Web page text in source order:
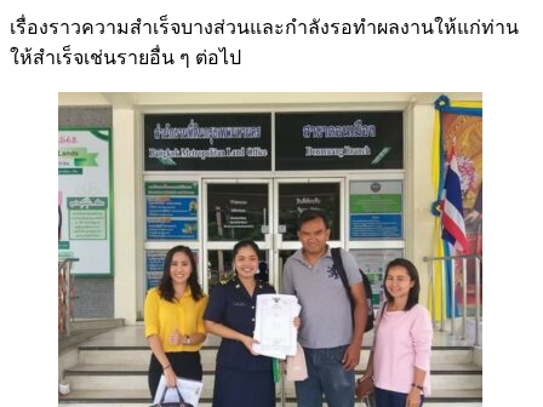
เรื่องราวความสำเร็จบางส่วนและกำลังรอทำผลงานให้แก่ท่าน
ให้สำเร็จเช่นรายอื่น ๆ ต่อไป